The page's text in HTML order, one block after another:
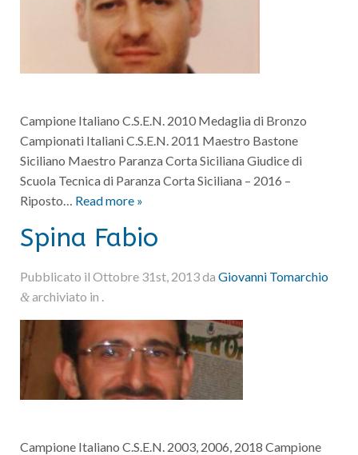
Campione Italiano C.S.E.N. 2010 Medaglia di Bronzo
Campionati Italiani C.S.E.N. 2011 Maestro Bastone
Siciliano Maestro Paranza Corta Siciliana Giudice di
Scuola Tecnica di Paranza Corta Siciliana – 2016 –
Riposto… Read more »
Spina Fabio
Pubblicato il Ottobre 31st, 2013da Giovanni Tomarchio
&archiviato in .
Campione Italiano C.S.E.N. 2003, 2006, 2018 Campione